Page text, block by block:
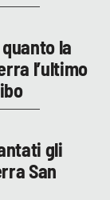
la
l’ultimo
gli
San